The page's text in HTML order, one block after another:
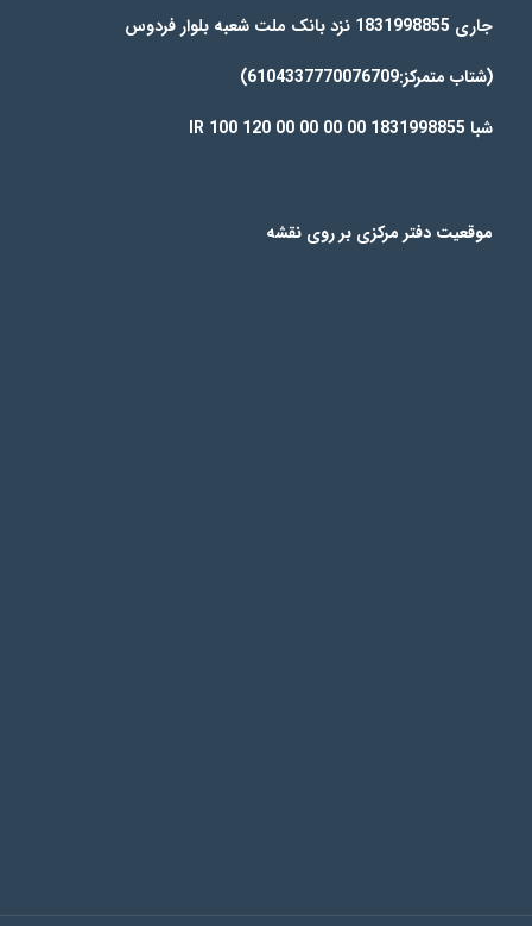
جاری 1831998855 نزد بانک ملت شعبه بلوار فردوس
(شتاب متمرکز:6104337770076709)
شبا IR 100 120 00 00 00 00 1831998855
موقعیت دفتر مرکزی بر روی نقشه